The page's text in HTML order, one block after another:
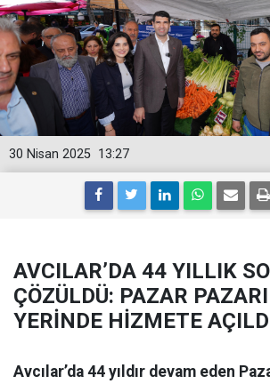
13:27
30 Nisan 2025
AVCILAR’DA 44 YILLIK
ÇÖZÜLDÜ: PAZAR
YERİNDE HİZMETE
Avcılar’da 44 yıldır devam eden